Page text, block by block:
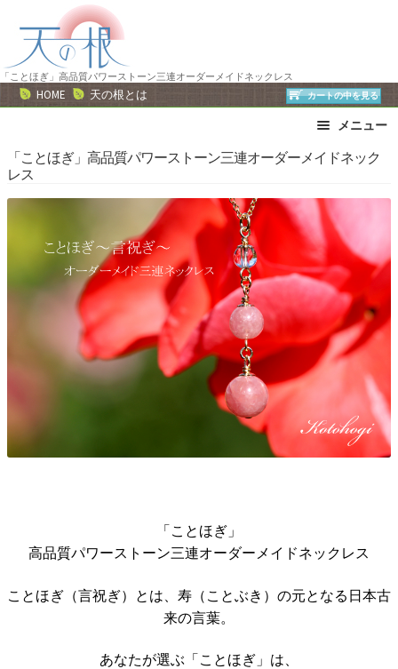
ー
へ
ン
キ
「ことほぎ」高品質パワーストーン三連オーダーメイドネックレス
HOME 天の根とは カートの中を見る
メニュー
ブレスレット
ストラップ
ネックレス
運勢で選ぶ
色で選ぶ
干支石で選ぶ
星座石で選ぶ
石の名前で選ぶ
パワーストーン一覧
「ことほぎ」高品質パワーストーン三連オーダーメイドネック
レス
「ことほぎ」
高品質パワーストーン三連オーダーメイドネックレス
ことほぎ（言祝ぎ）とは、寿（ことぶき）の元となる日本古
来の言葉。
あなたが選ぶ「ことほぎ」は、